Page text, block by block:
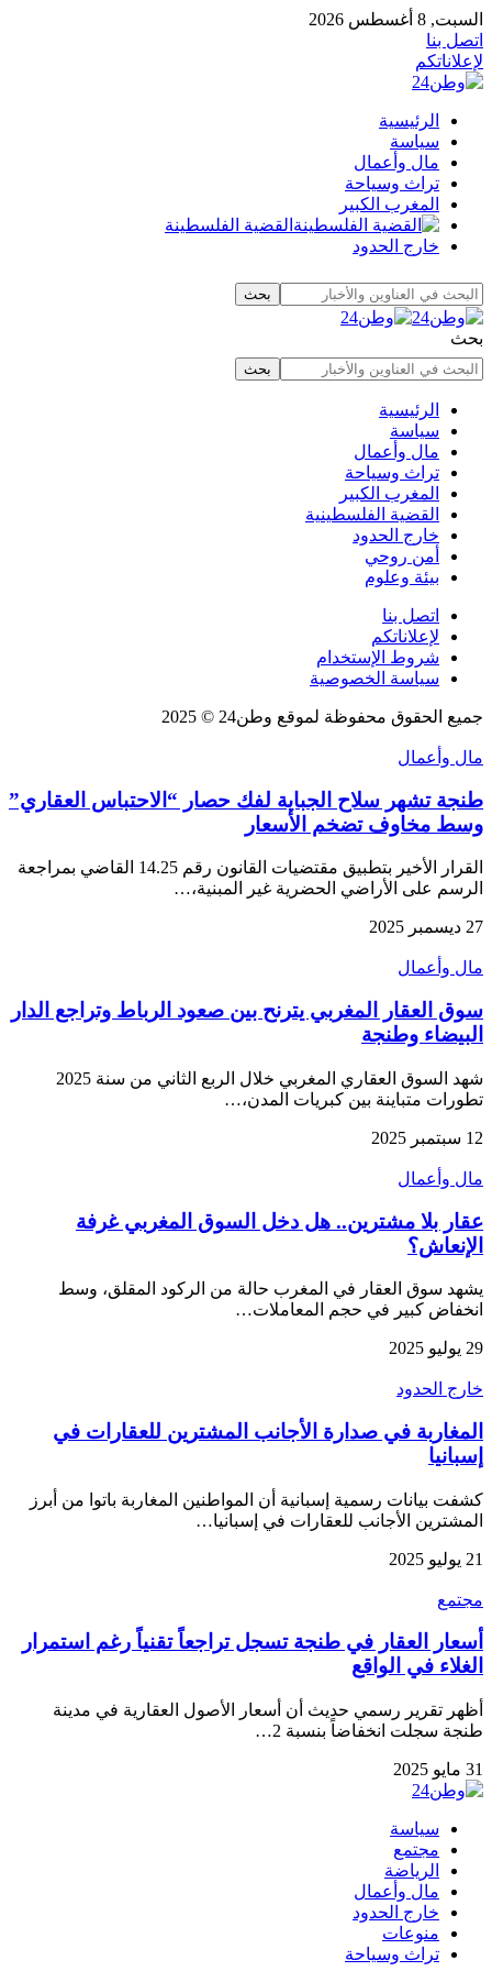
السبت, 8 أغسطس 2026
اتصل بنا
لإعلاناتكم
الرئيسية
سياسة
مال وأعمال
تراث وسياحة
المغرب الكبير
القضية الفلسطينة
خارج الحدود
بحث
الرئيسية
سياسة
مال وأعمال
تراث وسياحة
المغرب الكبير
القضية الفلسطينية
خارج الحدود
أمن روحي
بيئة وعلوم
اتصل بنا
لإعلاناتكم
شروط الإستخدام
سياسة الخصوصية
جميع الحقوق محفوظة لموقع وطن24 © 2025
مال وأعمال
طنجة تشهر سلاح الجباية لفك حصار “الاحتباس العقاري”
وسط مخاوف تضخم الأسعار
القرار الأخير بتطبيق مقتضيات القانون رقم 14.25 القاضي بمراجعة
الرسم على الأراضي الحضرية غير المبنية،…
27 ديسمبر 2025
مال وأعمال
سوق العقار المغربي يترنح بين صعود الرباط وتراجع الدار
البيضاء وطنجة
شهد السوق العقاري المغربي خلال الربع الثاني من سنة 2025
تطورات متباينة بين كبريات المدن،…
12 سبتمبر 2025
مال وأعمال
عقار بلا مشترين.. هل دخل السوق المغربي غرفة
الإنعاش؟
يشهد سوق العقار في المغرب حالة من الركود المقلق، وسط
انخفاض كبير في حجم المعاملات…
29 يوليو 2025
خارج الحدود
المغاربة في صدارة الأجانب المشترين للعقارات في
إسبانيا
كشفت بيانات رسمية إسبانية أن المواطنين المغاربة باتوا من أبرز
المشترين الأجانب للعقارات في إسبانيا…
21 يوليو 2025
مجتمع
أسعار العقار في طنجة تسجل تراجعاً تقنياً رغم استمرار
الغلاء في الواقع
أظهر تقرير رسمي حديث أن أسعار الأصول العقارية في مدينة
طنجة سجلت انخفاضاً بنسبة 2…
31 مايو 2025
سياسة
مجتمع
الرياضة
مال وأعمال
خارج الحدود
منوعات
تراث وسياحة